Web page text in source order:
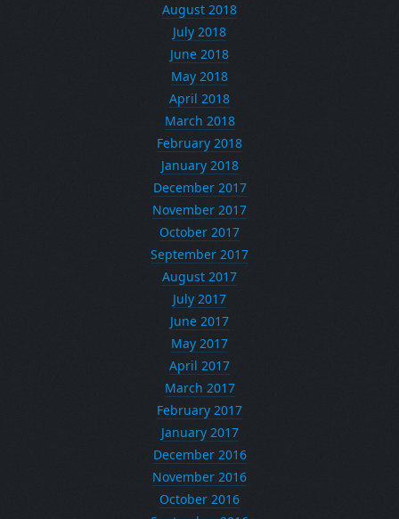
August 2018
July 2018
June 2018
May 2018
April 2018
March 2018
February 2018
January 2018
December 2017
November 2017
October 2017
September 2017
August 2017
July 2017
June 2017
May 2017
April 2017
March 2017
February 2017
January 2017
December 2016
November 2016
October 2016